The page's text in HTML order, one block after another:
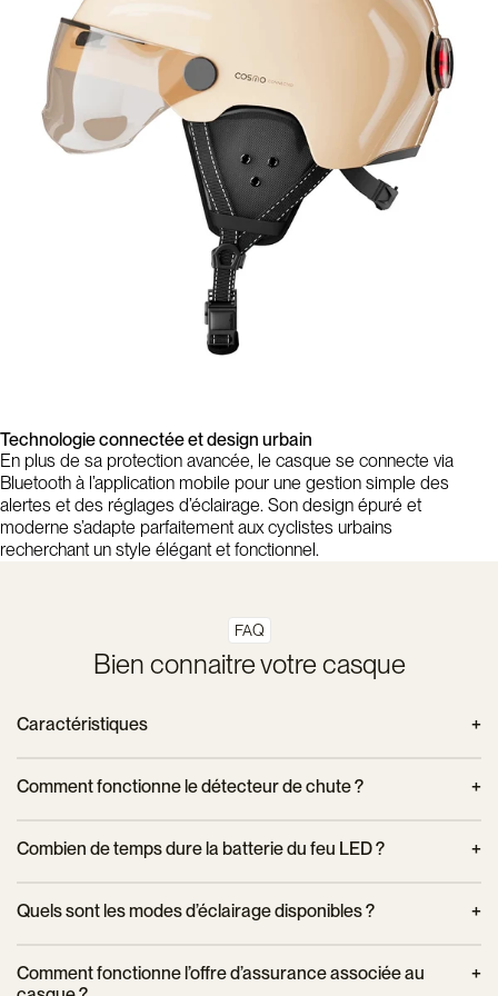
Technologie connectée et design urbain
En plus de sa protection avancée, le casque se connecte via
Bluetooth à l’application mobile pour une gestion simple des
alertes et des réglages d’éclairage. Son design épuré et
moderne s’adapte parfaitement aux cyclistes urbains
recherchant un style élégant et fonctionnel.
FAQ
Bien connaitre votre casque
Caractéristiques
Technologie EPS
Télécommande avec fixation pour guidon
Visière catégorie 1
ajustements précis
Fermeture des sangles FidLock
Comment fonctionne le détecteur de chute ?
impact et envoie automatiquement une alerte à vos contacts
Combien de temps dure la batterie du feu LED ?
moyenne, elle est de huit à dix heures et se recharge
Quels sont les modes d’éclairage disponibles ?
lent, clignotant rapide et mode nuit, pour s’adapter aux
Comment fonctionne l’offre d’assurance associée au